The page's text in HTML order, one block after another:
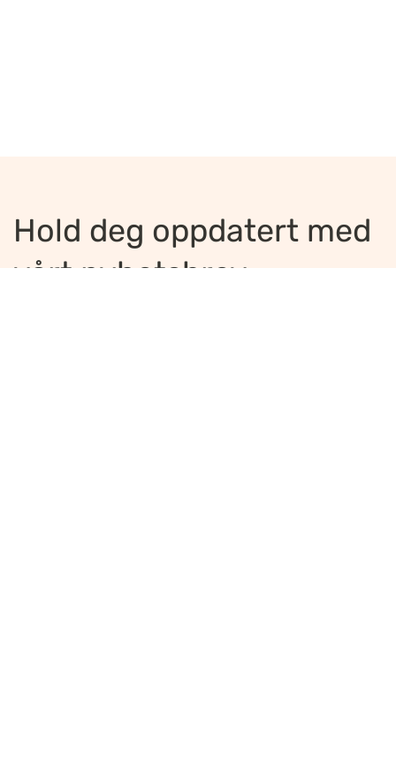
Hold deg oppdatert med
vårt nyhetsbrev